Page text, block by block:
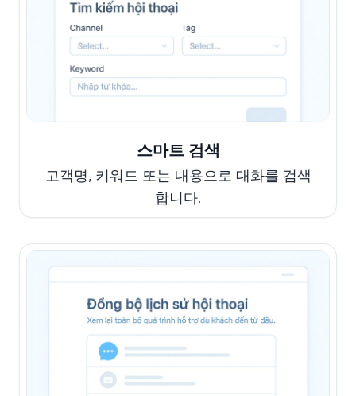
스마트 검색
고객명, 키워드 또는 내용으로 대화를 검색
합니다.